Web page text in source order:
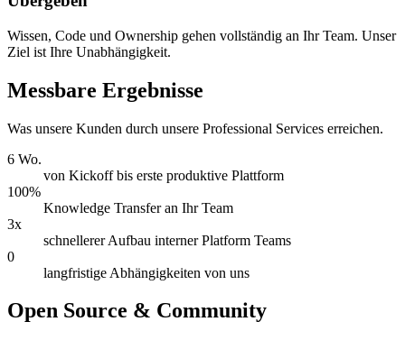
Wissen, Code und Ownership gehen vollständig an Ihr Team. Unser
Ziel ist Ihre Unabhängigkeit.
Messbare Ergebnisse
Was unsere Kunden durch unsere Professional Services erreichen.
6 Wo.
von Kickoff bis erste produktive Plattform
100%
Knowledge Transfer an Ihr Team
3x
schnellerer Aufbau interner Platform Teams
0
langfristige Abhängigkeiten von uns
Open Source & Community